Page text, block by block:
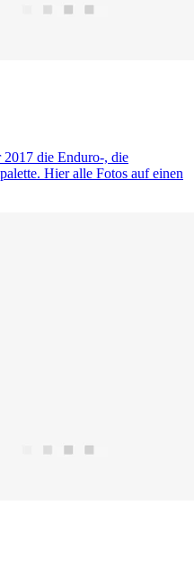
die Enduro-, die
Hier alle Fotos auf einen